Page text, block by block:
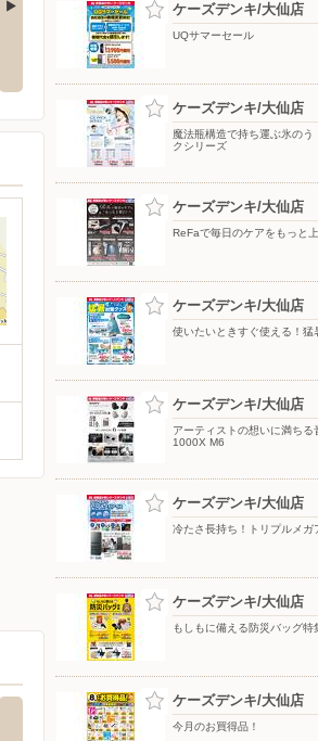
フェア 夏のスマホ＆ネット応援フェア
ケーズデンキ/大仙店
UQサマーセール
ケーズデンキ/大仙店
魔法瓶構造で持ち運ぶ氷のう
クシリーズ
ケーズデンキ/大仙店
ReFaで毎日のケアをもっと上
ケーズデンキ/大仙店
使いたいときすぐ使える！猛
ケーズデンキ/大仙店
アーティストの想いに満ちる
1000X M6
ケーズデンキ/大仙店
冷たさ長持ち！トリプルメガ
ケーズデンキ/大仙店
もしもに備える防災バッグ特
ケーズデンキ/大仙店
今月のお買得品！